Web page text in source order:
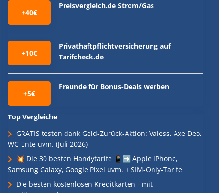
+40€
Preisvergleich.de Strom/Gas
+10€
Privathaftpflichtversicherung auf
Tarifcheck.de
+5€
Freunde für Bonus-Deals werben
Top Vergleiche
GRATIS testen dank Geld-Zurück-Aktion: Valess, Axe Deo,
WC-Ente uvm. (Juli 2026)
💥 Die 30 besten Handytarife 📱➡️ Apple iPhone,
Samsung Galaxy, Google Pixel uvm. + SIM-Only-Tarife
Die besten kostenlosen Kreditkarten - mit